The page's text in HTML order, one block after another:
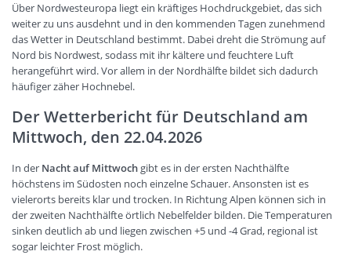
Über Nordwesteuropa liegt ein kräftiges Hochdruckgebiet, das sich
weiter zu uns ausdehnt und in den kommenden Tagen zunehmend
das Wetter in Deutschland bestimmt. Dabei dreht die Strömung auf
Nord bis Nordwest, sodass mit ihr kältere und feuchtere Luft
herangeführt wird. Vor allem in der Nordhälfte bildet sich dadurch
häufiger zäher Hochnebel.
Der Wetterbericht für Deutschland am
Mittwoch, den 22.04.2026
In der Nacht auf Mittwoch gibt es in der ersten Nachthälfte
höchstens im Südosten noch einzelne Schauer. Ansonsten ist es
vielerorts bereits klar und trocken. In Richtung Alpen können sich in
der zweiten Nachthälfte örtlich Nebelfelder bilden. Die Temperaturen
sinken deutlich ab und liegen zwischen +5 und -4 Grad, regional ist
sogar leichter Frost möglich.